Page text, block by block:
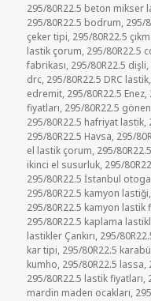
295/80R22.5 beton mikser
295/80R22.5 bodrum, 295/
çeker tipi, 295/80R22.5
lastik çorum, 295/80R22.5
fabrikası, 295/80R22.5 dişli,
drc, 295/80R22.5 DRC lastik,
edremit, 295/80R22.5 Enez,
fiyatları, 295/80R22.5 gönen
295/80R22.5 hafriyat lastik,
295/80R22.5 Havsa, 295/
el lastik çorum, 295/
ikinci el susurluk, 295/
295/80R22.5 İstanbul
295/80R22.5 kamyon lastiği,
295/80R22.5 kamyon lastik
295/80R22.5 kaplama
lastikler Çankırı, 295/
kar tipi, 295/80R22.5
kumho, 295/80R22.5 lassa,
295/80R22.5 lastik fiyatları,
mardin maden ocakları,